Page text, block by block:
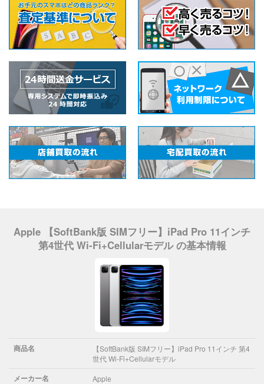
Apple 【SoftBank版 SIMフリー】iPad Pro 11インチ
第4世代 Wi-Fi+Cellularモデル の基本情報
商品名
【SoftBank版 SIMフリー】iPad Pro 11インチ 第4
世代 Wi-Fi+Cellularモデル
メーカー名 Apple